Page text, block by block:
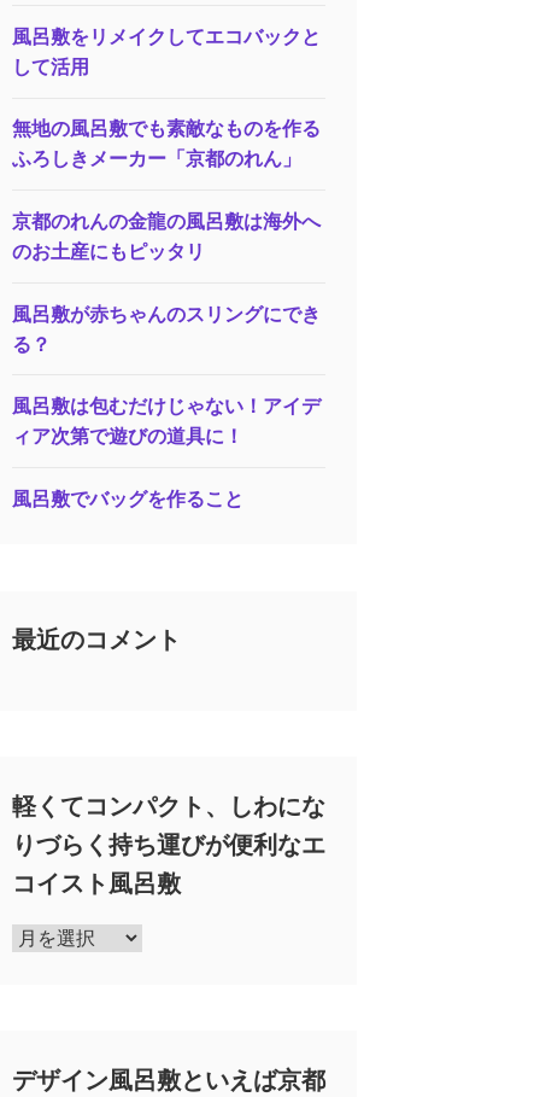
風呂敷をリメイクしてエコバックと
して活用
無地の風呂敷でも素敵なものを作る
ふろしきメーカー「京都のれん」
京都のれんの金龍の風呂敷は海外へ
のお土産にもピッタリ
風呂敷が赤ちゃんのスリングにでき
る？
風呂敷は包むだけじゃない！アイデ
ィア次第で遊びの道具に！
風呂敷でバッグを作ること
最近のコメント
軽くてコンパクト、しわにな
りづらく持ち運びが便利なエ
コイスト風呂敷
軽
パ
デザイン風呂敷といえば京都